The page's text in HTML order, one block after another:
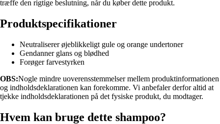
træffe den rigtige beslutning, når du køber dette produkt.
Produktspecifikationer
Neutraliserer øjeblikkeligt gule og orange undertoner
Gendanner glans og blødhed
Forøger farvestyrken
OBS:Nogle mindre uoverensstemmelser mellem produktinformationen
og indholdsdeklarationen kan forekomme. Vi anbefaler derfor altid at
tjekke indholdsdeklarationen på det fysiske produkt, du modtager.
Hvem kan bruge dette shampoo?